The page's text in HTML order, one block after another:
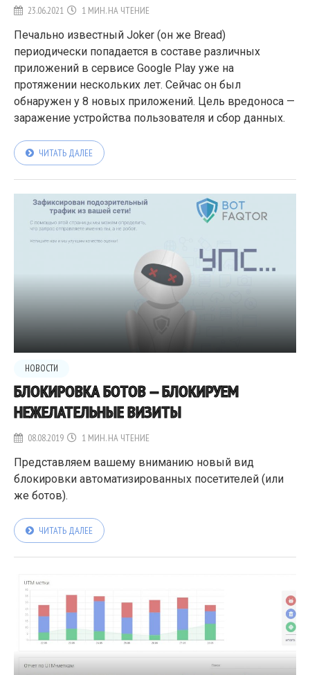
23.06.2021 1 МИН. НА ЧТЕНИЕ
Печально известный Joker (он же Bread)
периодически попадается в составе различных
приложений в сервисе Google Play уже на
протяжении нескольких лет. Сейчас он был
обнаружен у 8 новых приложений. Цель вредоноса —
заражение устройства пользователя и сбор данных.
ЧИТАТЬ ДАЛЕЕ
НОВОСТИ
БЛОКИРОВКА БОТОВ — БЛОКИРУЕМ
НЕЖЕЛАТЕЛЬНЫЕ ВИЗИТЫ
08.08.2019 1 МИН. НА ЧТЕНИЕ
Представляем вашему вниманию новый вид
блокировки автоматизированных посетителей (или
же ботов).
ЧИТАТЬ ДАЛЕЕ